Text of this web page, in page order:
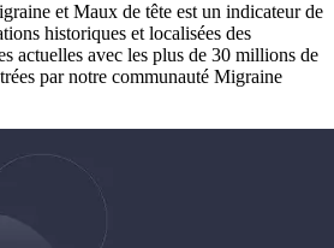
et Maux de tête est un indicateur de
historiques et localisées des
actuelles avec les plus de 30 millions de
par notre communauté Migraine